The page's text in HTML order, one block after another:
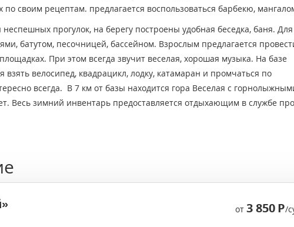
своим рецептам. предлагается воспользоваться барбекю,
прогулок, на берегу построены удобная беседка, баня.
батутом, песочницей, бассейном. Взрослым предлагается
При этом всегда звучит веселая, хорошая музыка. На базе
взять велосипед, квадрацикл, лодку, катамаран и промчаться по
всегда. В 7 км от базы находится гора Веселая с
Весь зимний инвентарь предоставляется отдыхающим в службе
от3 850Р/